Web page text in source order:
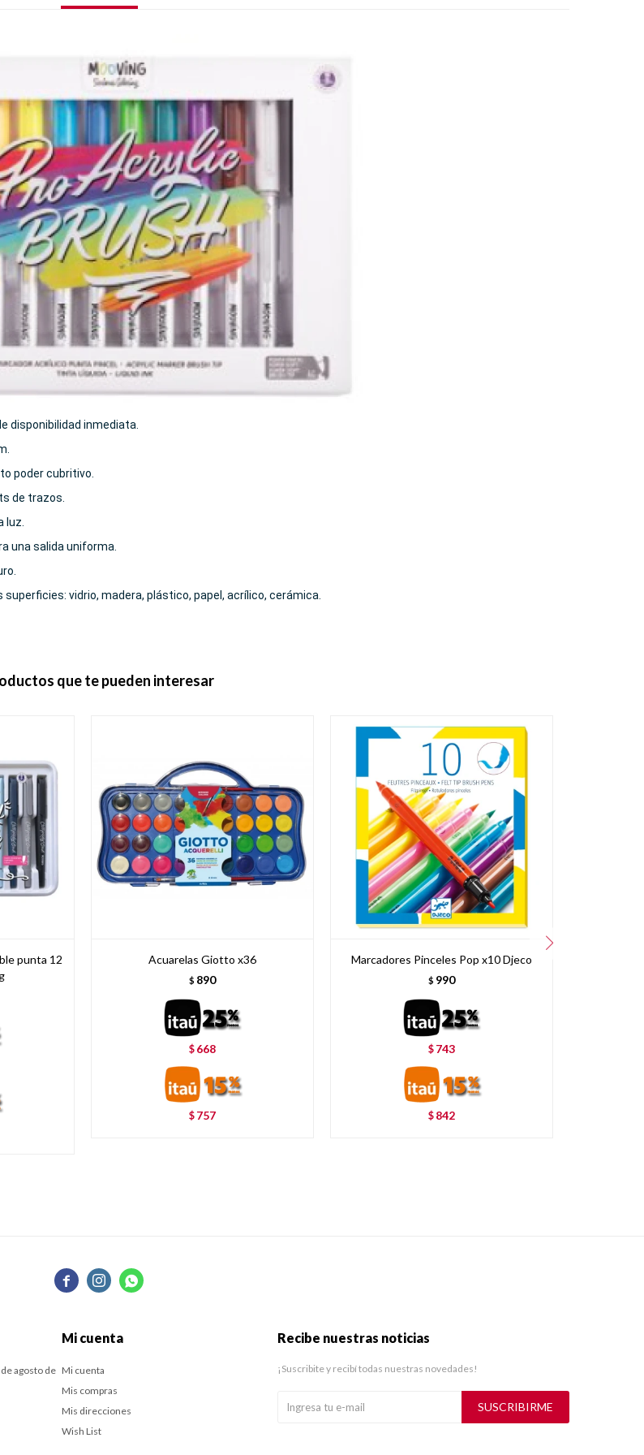
disponibilidad inmediata.
poder cubritivo.
de trazos.
luz.
una salida uniforma.
vidrio, madera, plástico, papel, acrílico, cerámica.
que te pueden interesar
punta 12
Acuarelas Giotto x36
$ 890
$ 668
$ 757
Marcadores Pinceles Pop x10 Djeco
$ 990
$ 743
$ 842
  
agosto de
Mi cuenta
Mi cuenta
Mis compras
Mis direcciones
Wish List
Recibe nuestras noticias
¡Suscribite y recibí todas nuestras novedades!
SUSCRIBIRME